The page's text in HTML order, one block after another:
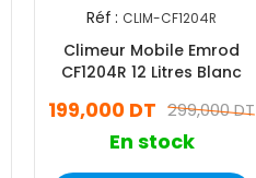
Réf : CLIM-CF1204R
Climeur Mobile Emrod
CF1204R 12 Litres Blanc
299,000 DT
199,000 DT
En stock